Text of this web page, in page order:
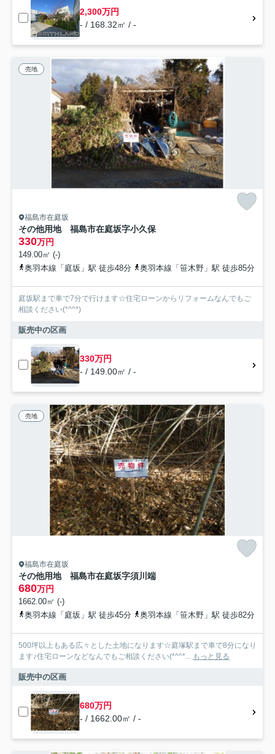
2,300万円
- / 168.32㎡ / -
売地
福島市在庭坂
その他用地 福島市在庭坂字小久保
330万円
149.00㎡ (-)
奥羽本線「庭坂」駅 徒歩48分
奥羽本線「笹木野」駅 徒歩85分
庭坂駅まで車で7分で行けます☆住宅ローンからリフォームなんでもご
相談ください(*^^*)
販売中の区画
330万円
- / 149.00㎡ / -
売地
福島市在庭坂
その他用地 福島市在庭坂字須川端
680万円
1662.00㎡ (-)
奥羽本線「庭坂」駅 徒歩45分
奥羽本線「笹木野」駅 徒歩82分
500坪以上もある広々とした土地になります☆庭塚駅まで車で8分になり
ます♪住宅ローンなどなんでもご相談ください(*^^*...
もっと見る
販売中の区画
680万円
- / 1662.00㎡ / -